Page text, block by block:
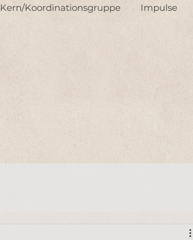
Kern/Koordinationsgruppe Impulse